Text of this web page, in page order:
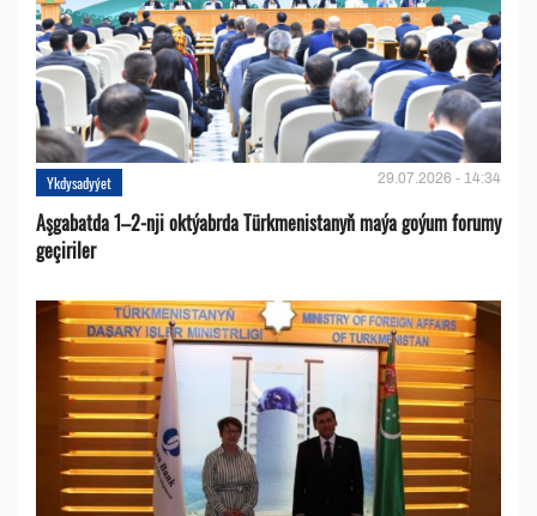
Ykdysadyýet 29.07.2026 - 14:34
Aşgabatda 1–2-nji oktýabrda Türkmenistanyň maýa goýum forumy
geçiriler